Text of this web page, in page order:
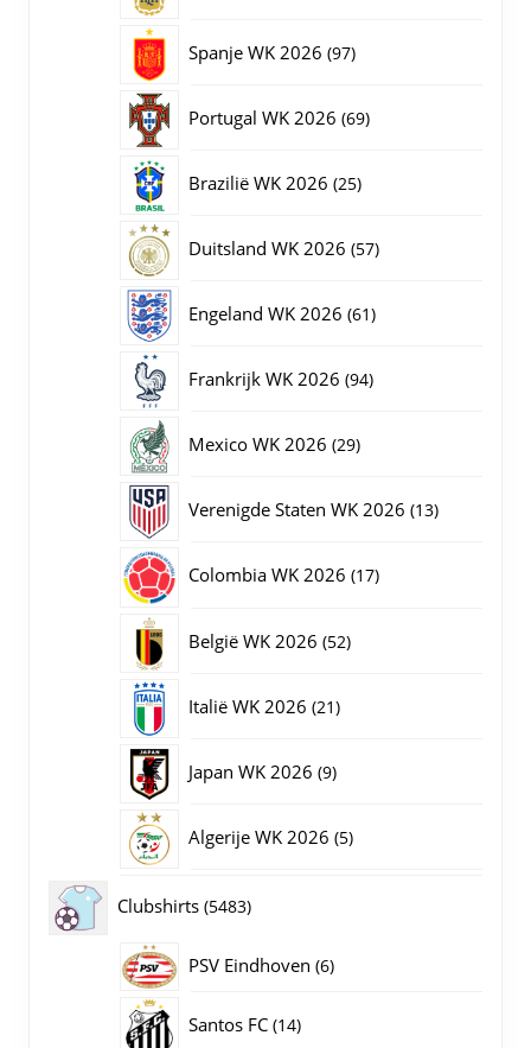
Spanje WK 2026 9797
Portugal WK 2026 6969
Brazilië WK 2026 2525
Duitsland WK 2026 5757
Engeland WK 2026 6161
Frankrijk WK 2026 9494
Mexico WK 2026 2929
Verenigde Staten WK 2026 1313
Colombia WK 2026 1717
België WK 2026 5252
Italië WK 2026 2121
Japan WK 2026 99
Algerije WK 2026 55
Clubshirts 54835483
producten
PSV Eindhoven 66
Santos FC 1414